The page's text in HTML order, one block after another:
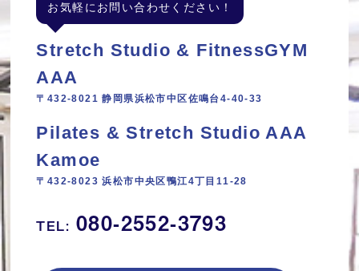
お気軽にお問い合わせください！
Stretch Studio & FitnessGYM
AAA
〒432-8021 静岡県浜松市中区佐鳴台4-40-33
Pilates & Stretch Studio AAA
Kamoe
〒432-8023 浜松市中央区鴨江4丁目11‐28
TEL: 080-2552-3793